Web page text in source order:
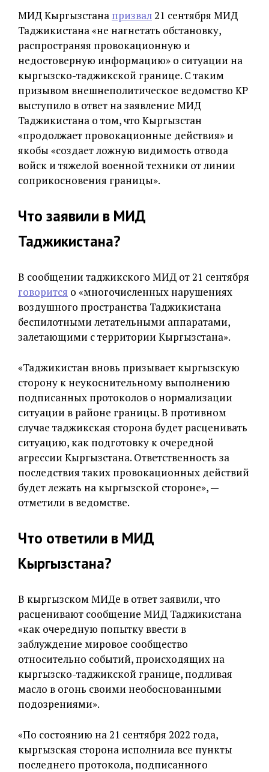
МИД Кыргызстана призвал21 сентября МИД
Таджикистана «не нагнетать обстановку,
распространяя провокационную и
недостоверную информацию» о ситуации на
кыргызско-таджикской границе. С таким
призывом внешнеполитическое ведомство КР
выступило в ответ на заявление МИД
Таджикистана о том, что Кыргызстан
«продолжает провокационные действия» и
якобы «создает ложную видимость отвода
войск и тяжелой военной техники от линии
соприкосновения границы».
Что заявили в МИД
Таджикистана?
В сообщении таджикского МИД от 21 сентября
говорится о «многочисленных нарушениях
воздушного пространства Таджикистана
беспилотными летательными аппаратами,
залетающими с территории Кыргызстана».
«Таджикистан вновь призывает кыргызскую
сторону к неукоснительному выполнению
подписанных протоколов о нормализации
ситуации в районе границы. В противном
случае таджикская сторона будет расценивать
ситуацию, как подготовку к очередной
агрессии Кыргызстана. Ответственность за
последствия таких провокационных действий
будет лежать на кыргызской стороне», —
отметили в ведомстве.
Что ответили в МИД
Кыргызстана?
В кыргызском МИДе в ответ заявили, что
расценивают сообщение МИД Таджикистана
«как очередную попытку ввести в
заблуждение мировое сообщество
относительно событий, происходящих на
кыргызско-таджикской границе, подливая
масло в огонь своими необоснованными
подозрениями».
«По состоянию на 21 сентября 2022 года,
кыргызская сторона исполнила все пункты
последнего протокола, подписанного